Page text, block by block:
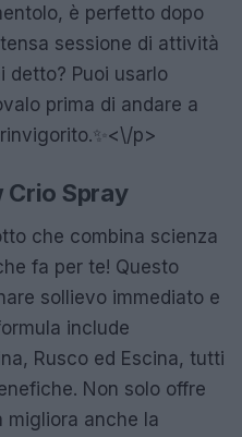
è perfetto dopo
sessione di attività
detto? Puoi usarlo
prima di andare a
p>
Crio Spray
che combina scienza
fa per te! Questo
sollievo immediato e
include
Rusco ed Escina, tutti
Non solo offre
migliora anche la